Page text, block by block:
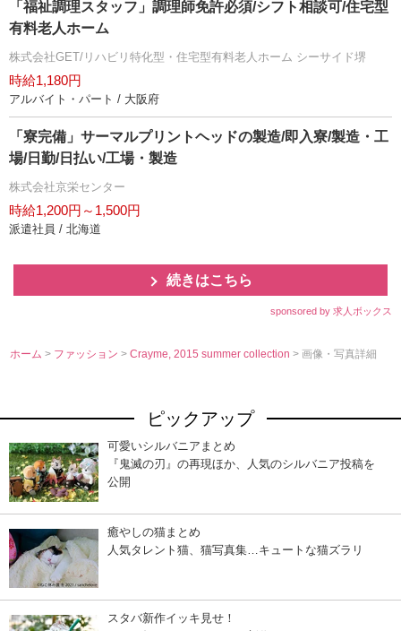
「福祉調理スタッフ」調理師免許必須/シフト相談可/住宅型
有料老人ホーム
株式会社GET/リハビリ特化型・住宅型有料老人ホーム シーサイド堺
時給1,180円
アルバイト・パート / 大阪府
「寮完備」サーマルプリントヘッドの製造/即入寮/製造・工
場/日勤/日払い/工場・製造
株式会社京栄センター
時給1,200円～1,500円
派遣社員 / 北海道
続きはこちら
sponsored by 求人ボックス
ホーム > ファッション>Crayme, 2015 summer collection> 画像・写真詳細
ピックアップ
可愛いシルバニアまとめ
『鬼滅の刃』の再現ほか、人気のシルバニア投稿を
公開
癒やしの猫まとめ
人気タレント猫、猫写真集…キュートな猫ズラリ
スタバ新作イッキ見せ！